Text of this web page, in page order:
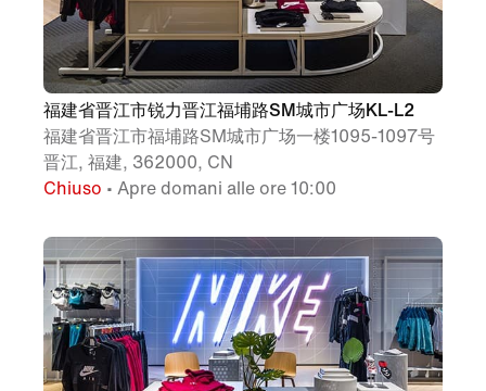
福建省晋江市锐力晋江福埔路SM城市广场KL-L2
福建省晋江市福埔路SM城市广场一楼1095-1097号
晋江, 福建, 362000, CN
Chiuso • Apre domani alle ore 10:00